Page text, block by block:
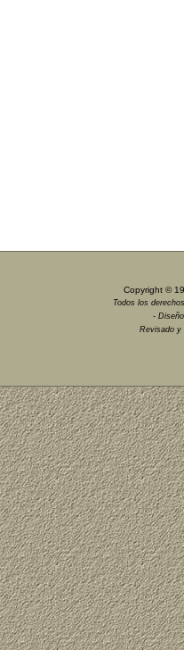
Copyright ©
Todos los
-
Revisado y